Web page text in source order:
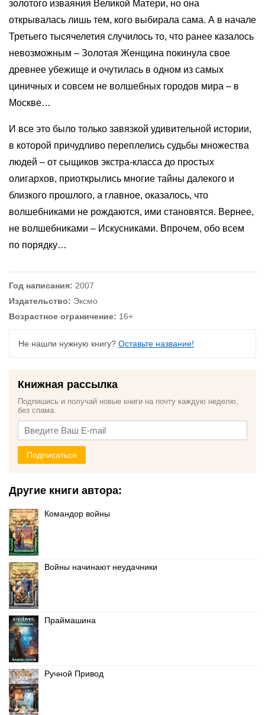
золотого изваяния Великой Матери, но она
открывалась лишь тем, кого выбирала сама. А в начале
Третьего тысячелетия случилось то, что ранее казалось
невозможным – Золотая Женщина покинула свое
древнее убежище и очутилась в одном из самых
циничных и совсем не волшебных городов мира – в
Москве…
И все это было только завязкой удивительной истории,
в которой причудливо переплелись судьбы множества
людей – от сыщиков экстра-класса до простых
олигархов, приоткрылись многие тайны далекого и
близкого прошлого, а главное, оказалось, что
волшебниками не рождаются, ими становятся. Вернее,
не волшебниками – Искусниками. Впрочем, обо всем
по порядку…
Год написания: 2007
Издательство: Эксмо
Возрастное ограничение: 16+
Не нашли нужную книгу? Оставьте название!
Книжная рассылка
Подпишись и получай новые книги на почту каждую неделю,
без спама.
Подписаться
Другие книги автора:
Командор войны
Войны начинают неудачники
Праймашина
Ручной Привод